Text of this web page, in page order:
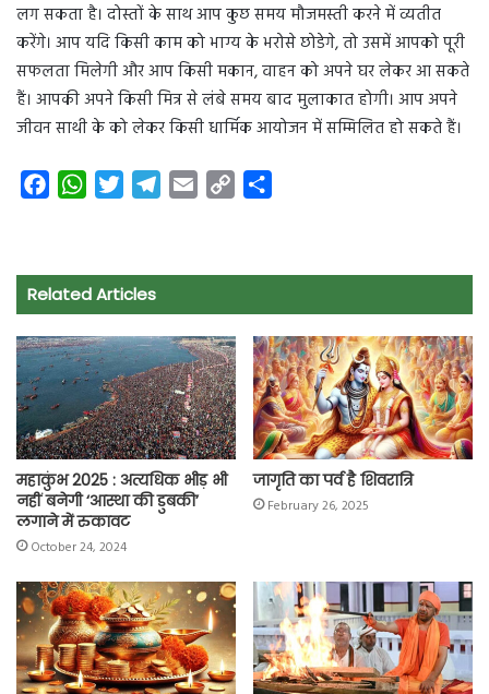
लग सकता है। दोस्तों के साथ आप कुछ समय मौजमस्ती करने में व्यतीत
करेंगे। आप यदि किसी काम को भाग्य के भरोसे छोडेगे, तो उसमें आपको पूरी
सफलता मिलेगी और आप किसी मकान, वाहन को अपने घर लेकर आ सकते
हैं। आपकी अपने किसी मित्र से लंबे समय बाद मुलाकात होगी। आप अपने
जीवन साथी के को लेकर किसी धार्मिक आयोजन में सम्मिलित हो सकते हैं।
e
b
o
k
W
t
s
p
p
t
t
r
e
a
m
i
y
n
k
r
Related Articles
महाकुंभ 2025 : अत्यधिक भीड़ भी
नहीं बनेगी ‘आस्था की डुबकी’
लगाने में रुकावट
October 24, 2024
जागृति का पर्व है शिवरात्रि
February 26, 2025